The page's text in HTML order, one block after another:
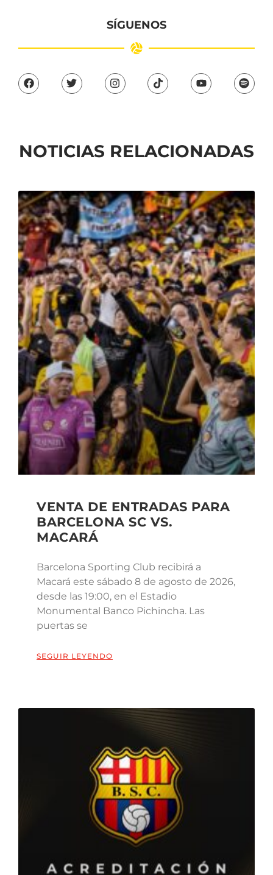
SÍGUENOS
NOTICIAS RELACIONADAS
VENTA DE ENTRADAS PARA
BARCELONA SC VS.
MACARÁ
Barcelona Sporting Club recibirá a
Macará este sábado 8 de agosto de 2026,
desde las 19:00, en el Estadio
Monumental Banco Pichincha. Las
puertas se
SEGUIR LEYENDO